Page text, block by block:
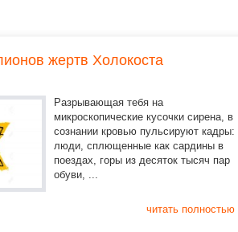
жертв Холокоста
Разрывающая тебя на
микроскопические кусочки сирена, в
сознании кровью пульсируют кадры:
люди, сплющенные как сардины в
поездах, горы из десяток тысяч пар
обуви, ...
читать полностью